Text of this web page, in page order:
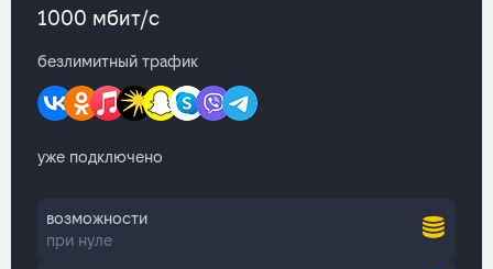
1000 мбит/с
безлимитный трафик
уже подключено
возможности
при нуле